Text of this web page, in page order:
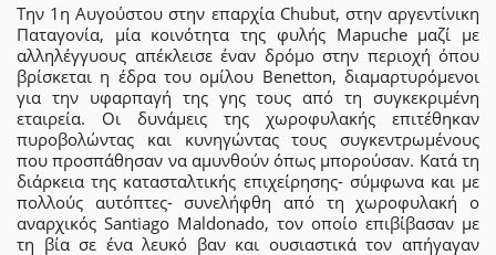
Την 1η Αυγούστου στην επαρχία Chubut, στην αργεντίνικη
Παταγονία, μία κοινότητα της φυλής Mapuche μαζί με
αλληλέγγυους απέκλεισε έναν δρόμο στην περιοχή όπου
βρίσκεται η έδρα του ομίλου Benetton, διαμαρτυρόμενοι
για την υφαρπαγή της γης τους από τη συγκεκριμένη
εταιρεία. Οι δυνάμεις της χωροφυλακής επιτέθηκαν
πυροβολώντας και κυνηγώντας τους συγκεντρωμένους
που προσπάθησαν να αμυνθούν όπως μπορούσαν. Κατά τη
διάρκεια της κατασταλτικής επιχείρησης- σύμφωνα και με
πολλούς αυτόπτες- συνελήφθη από τη χωροφυλακή ο
αναρχικός Santiago Maldonado, τον οποίο επιβίβασαν με
τη βία σε ένα λευκό βαν και ουσιαστικά τον απήγαγαν